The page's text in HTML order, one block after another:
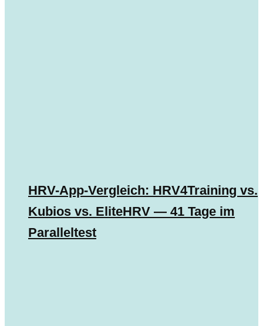
HRV-App-Vergleich: HRV4Training vs.
Kubios vs. EliteHRV — 41 Tage im
Paralleltest